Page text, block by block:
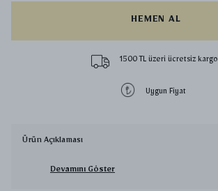
HEMEN AL
1500 TL üzeri ücretsiz kargo
Uygun Fiyat
Ürün Açıklaması
Devamını Göster